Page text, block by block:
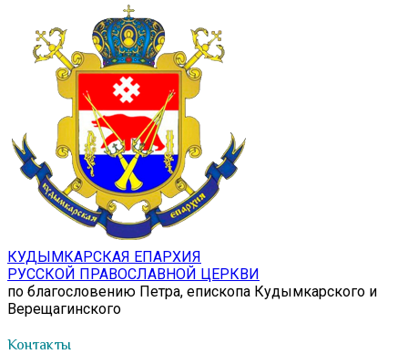
КУДЫМКАРСКАЯ ЕПАРХИЯ
РУССКОЙ ПРАВОСЛАВНОЙ ЦЕРКВИ
по благословению Петра, епископа Кудымкарского и
Верещагинского
Контакты